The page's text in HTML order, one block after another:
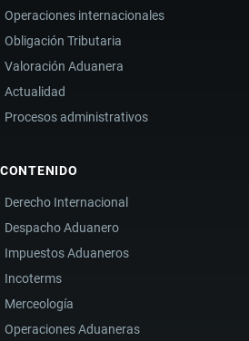
Operaciones internacionales
Obligación Tributaria
Valoración Aduanera
Actualidad
Procesos administrativos
CONTENIDO
Derecho Internacional
Despacho Aduanero
Impuestos Aduaneros
Incoterms
Merceología
Operaciones Aduaneras